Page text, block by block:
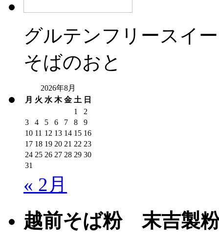
グルテンフリースイ
そばのおと
2026年8月
月 火 水 木 金 土 日
1
2
3
4 5 6 7 8
9
10 11 12 13 14 15 16
17 18 19 20 21 22 23
24 25 26 27 28 29 30
31
« 2月
越前そば粉 末吉製